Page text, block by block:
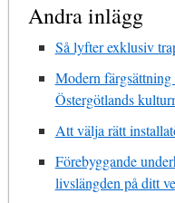
Andra inlägg
Så lyfter exklusiv
Modern
Östergötlands
Att välja rätt
Förebyggande
livslängden på ditt